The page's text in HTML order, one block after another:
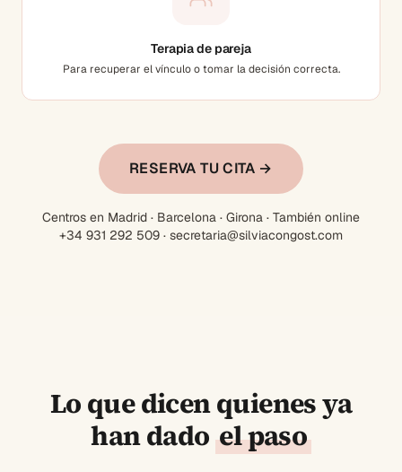
Terapia de pareja
Para recuperar el vínculo o tomar la decisión correcta.
RESERVA TU CITA →
Centros en Madrid · Barcelona · Girona · También online
+34 931 292 509 · secretaria@silviacongost.com
Lo que dicen quienes ya
han dado el paso